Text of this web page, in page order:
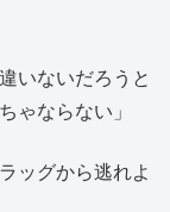
いないだろうと
ゃならない」
ッグから逃れよ